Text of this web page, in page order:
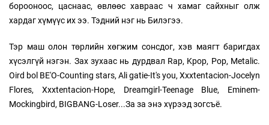
борооноос, цаснаас, өвлөөс хавраас ч хамаг сайхныг олж
хардаг хүмүүс их ээ. Тэдний нэг нь Билэгээ.
Тэр маш олон төрлийн хөгжим сонсдог, хэв маягт баригдах
хүсэлгүй нэгэн. Зах зухаас нь дурдвал Rap, Kpop, Pop, Metalic.
Oird bol BE'O-Counting stars, Ali gatie-It's you, Xxxtentacion-Jocelyn
Flores, Xxxtentacion-Hope, Dreamgirl-Teenage Blue, Eminem-
Mockingbird, BIGBANG-Loser...За за энэ хүрээд зогсъё.